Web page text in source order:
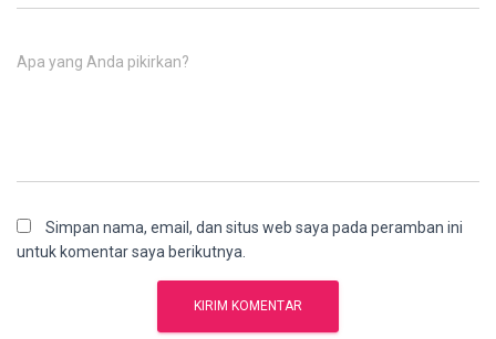
Apa yang Anda pikirkan?
Simpan nama, email, dan situs web saya pada peramban ini
untuk komentar saya berikutnya.